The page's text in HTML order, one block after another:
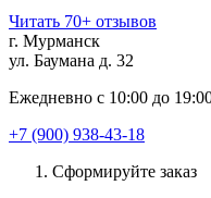
Читать 70+ отзывов
г. Мурманск
ул. Баумана д. 32
Ежедневно с 10:00 до
+7 (900) 938-43-18
Сформируйте заказ